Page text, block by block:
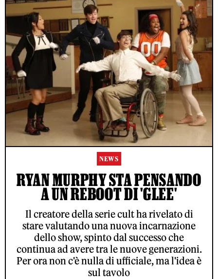
NEWS
RYAN MURPHY STA PENSANDO
A UN REBOOT DI 'GLEE'
Il creatore della serie cult ha rivelato di
stare valutando una nuova incarnazione
dello show, spinto dal successo che
continua ad avere tra le nuove generazioni.
Per ora non c'è nulla di ufficiale, ma l'idea è
sul tavolo